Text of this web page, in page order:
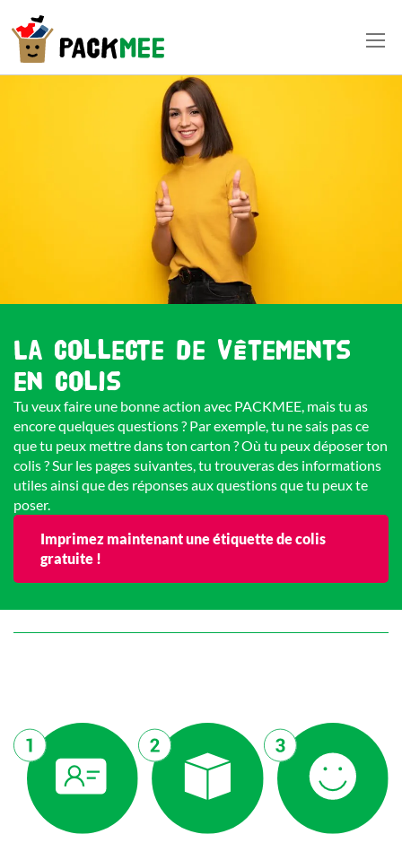
La collecte de vêtements
en colis
Tu veux faire une bonne action avec PACKMEE, mais tu as
encore quelques questions ? Par exemple, tu ne sais pas ce
que tu peux mettre dans ton carton ? Où tu peux déposer ton
colis ? Sur les pages suivantes, tu trouveras des informations
utiles ainsi que des réponses aux questions que tu peux te
poser.
Imprimez maintenant une étiquette de colis
gratuite !